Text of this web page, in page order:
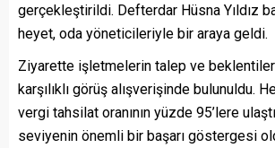
gerçekleştirildi. Defterdar Hüsna Yıldız
heyet, oda yöneticileriyle bir araya geldi.
Ziyarette işletmelerin talep ve beklentileri
karşılıklı görüş alışverişinde bulunuldu.
vergi tahsilat oranının yüzde 95’lere
seviyenin önemli bir başarı göstergesi